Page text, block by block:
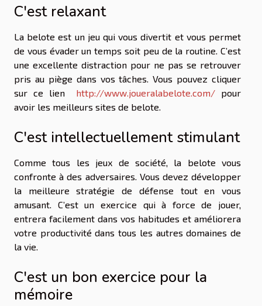
C'est relaxant
La belote est un jeu qui vous divertit et vous permet
de vous évader un temps soit peu de la routine. C’est
une excellente distraction pour ne pas se retrouver
pris au piège dans vos tâches. Vous pouvez cliquer
sur ce lien http://www.joueralabelote.com/ pour
avoir les meilleurs sites de belote.
C'est intellectuellement stimulant
Comme tous les jeux de société, la belote vous
confronte à des adversaires. Vous devez développer
la meilleure stratégie de défense tout en vous
amusant. C’est un exercice qui à force de jouer,
entrera facilement dans vos habitudes et améliorera
votre productivité dans tous les autres domaines de
la vie.
C'est un bon exercice pour la
mémoire